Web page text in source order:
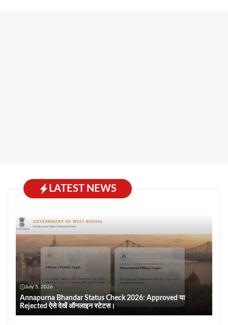
LATEST NEWS
July 5, 2026
Annapurna Bhandar Status Check 2026: Approved या
Rejected ऐसे देखें ऑनलाइन स्टेटस।